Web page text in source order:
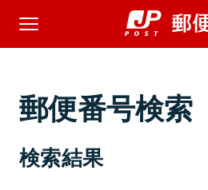
郵便番号検索
検索結果